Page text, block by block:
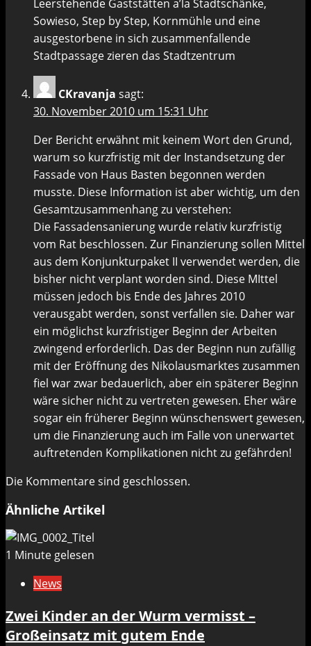
Leerstehende Gaststätten a’la Stadtschänke,
Sowieso, Step by Step, Kornmühle und eine
ausgestorbene in sich zusammenfallende
Stadtpassage zieren das Stadtzentrum
CKravanja sagt:
30. November 2010 um 15:31 Uhr
Der Bericht erwähnt mit keinem Wort den Grund,
warum so kurzfristig mit der Instandsetzung der
Fassade von Haus Basten begonnen werden
musste. Diese Information ist aber wichtig, um den
Gesamtzusammenhang zu verstehen:
Die Fassadensanierung wurde relativ kurzfristig
vom Rat beschlossen. Zur Finanzierung sollen Mittel
aus dem Konjunkturpaket II verwendet werden, die
bisher nicht verplant worden sind. Diese MIttel
müssen jedoch bis Ende des Jahres 2010
verausgabt werden, sonst verfallen sie. Daher war
ein möglichst kurzfristiger Beginn der Arbeiten
zwingend erforderlich. Das der Beginn nun zufällig
mit der Eröffnung des Nikolausmarktes zusammen
fiel war zwar bedauerlich, aber ein späterer Beginn
wäre sicher nicht zu vertreten gewesen. Eher wäre
sogar ein früherer Beginn wünschenswert gewesen,
um die Finanzierung auch im Falle von unerwartet
auftretenden Komplikationen nicht zu gefährden!
Die Kommentare sind geschlossen.
Ähnliche Artikel
1 Minute gelesen
News
Zwei Kinder an der Wurm vermisst –
Großeinsatz mit gutem Ende